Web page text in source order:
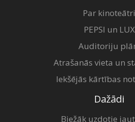
Par kinoteātri
PEPSI un LUX
Auditoriju
Atrašanās vieta un
Iekšējās kārtības
Dažādi
Biežāk uzdotie